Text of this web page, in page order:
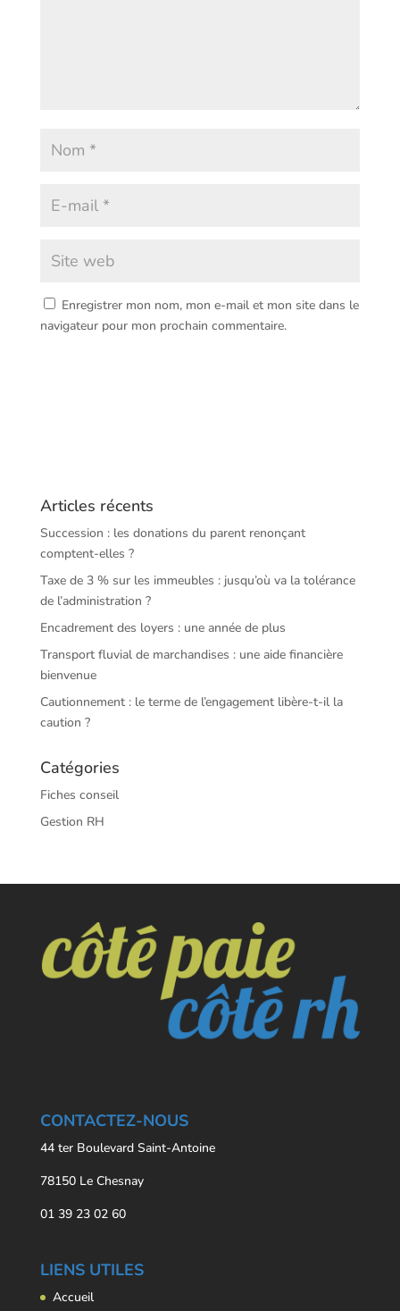
Enregistrer mon nom, mon e-mail et mon site dans le
navigateur pour mon prochain commentaire.
Articles récents
Succession : les donations du parent renonçant
comptent-elles ?
Taxe de 3 % sur les immeubles : jusqu’où va la tolérance
de l’administration ?
Encadrement des loyers : une année de plus
Transport fluvial de marchandises : une aide financière
bienvenue
Cautionnement : le terme de l’engagement libère-t-il la
caution ?
Catégories
Fiches conseil
Gestion RH
CONTACTEZ-NOUS
44 ter Boulevard Saint-Antoine
78150 Le Chesnay
01 39 23 02 60
LIENS UTILES
Accueil